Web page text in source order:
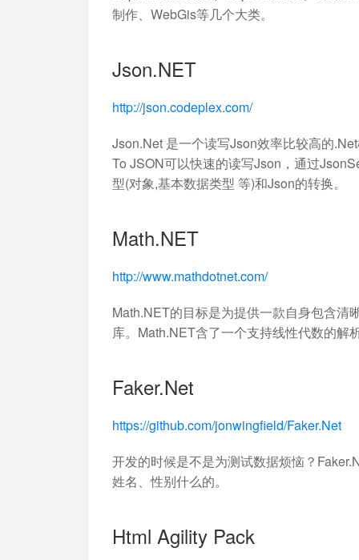
制作、WebGis等几个大类。
Json.NET
http://json.codeplex.com/
Json.Net 是一个读写Json效率比较高的
To JSON可以快速的读写Json，通过
型(对象,基本数据类型 等)和Json的转换。
Math.NET
http://www.mathdotnet.com/
Math.NET的目标是为提供一款自身包含清
库。Math.NET含了一个支持线性代数的解
Faker.Net
https://github.com/jonwingfield/Faker.Net
开发的时候是不是为测试数据烦恼？
姓名、性别什么的。
Html Agility Pack